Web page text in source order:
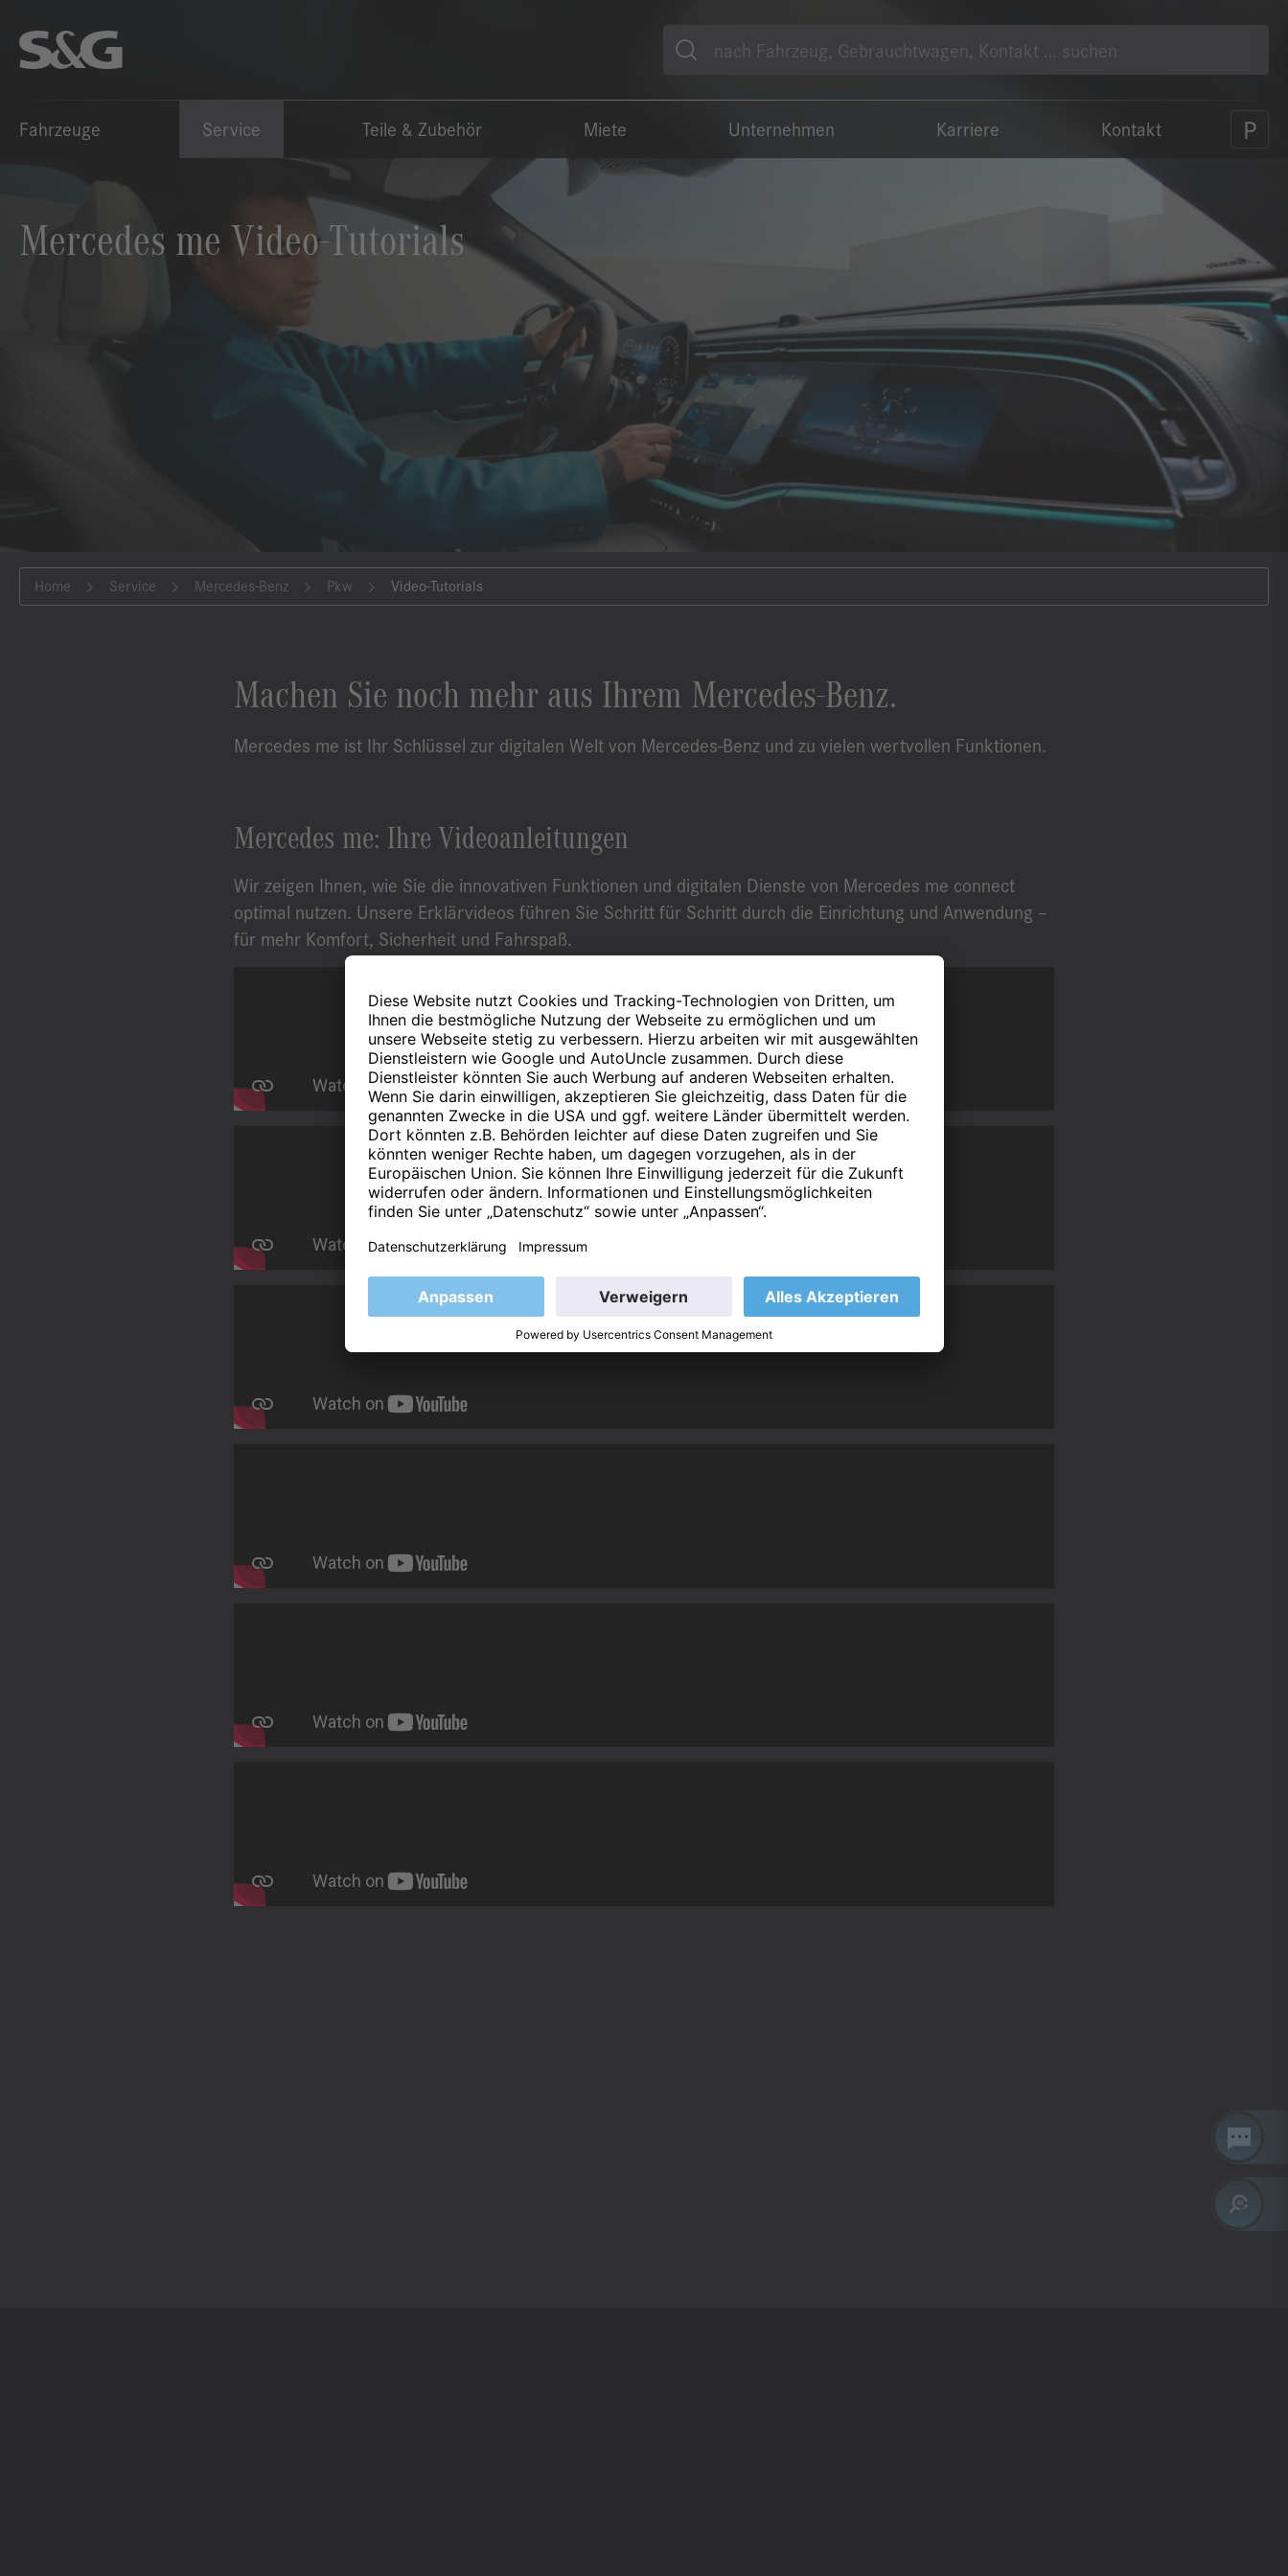
Suche
Fahrzeuge Service Teile & Zubehör Miete Unternehmen Karriere Kontakt
Mercedes me Video-Tutorials
Home Service Mercedes-Benz Pkw Video-Tutorials
Machen Sie noch mehr aus Ihrem Mercedes-Benz.
Mercedes me ist Ihr Schlüssel zur digitalen Welt von Mercedes-Benz und zu vielen wertvollen Funktionen.
Mercedes me: Ihre Videoanleitungen
Wir zeigen Ihnen, wie Sie die innovativen Funktionen und digitalen Dienste von Mercedes me connect
optimal nutzen. Unsere Erklärvideos führen Sie Schritt für Schritt durch die Einrichtung und Anwendung –
für mehr Komfort, Sicherheit und Fahrspaß.